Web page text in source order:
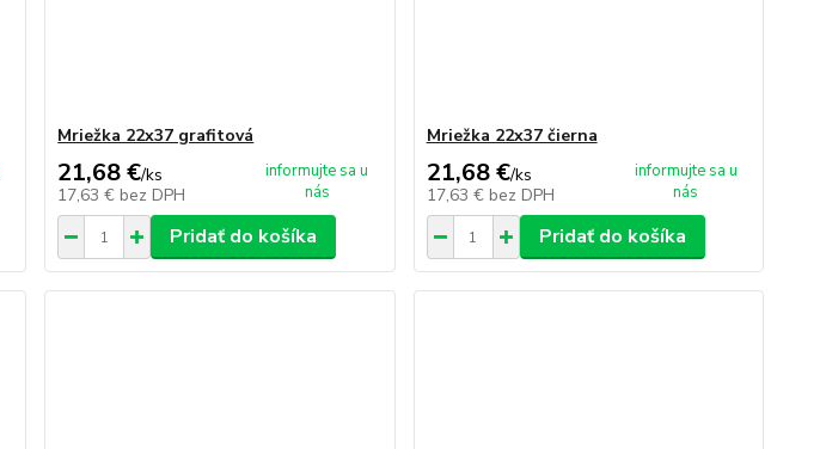
Mriežka 22x37 grafitová
21,68 €/ks
17,63 € bez DPH
informujte sa u
nás
Pridať do košíka
Mriežka 22x37 čierna
21,68 €/ks
17,63 € bez DPH
informujte sa u
nás
Pridať do košíka